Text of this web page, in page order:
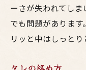
ーさが失われてし
でも問題がありま
リッと中はしっとり